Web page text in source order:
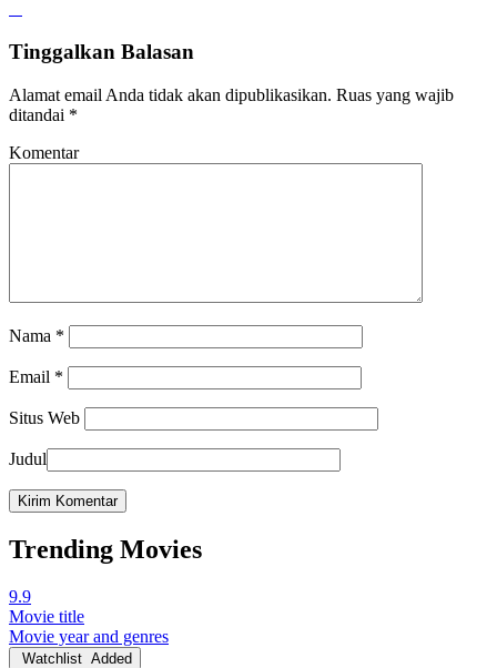
Tinggalkan Balasan
Alamat email Anda tidak akan dipublikasikan. Ruas yang wajib
ditandai *
Komentar
Nama *
Email *
Situs Web
Judul
Trending Movies
9.9
Movie title
Movie year and genres
Watchlist Added